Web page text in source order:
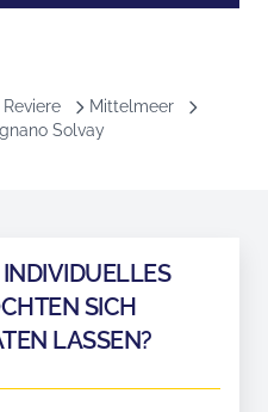
Mittelmeer
Solvay
SICH
LASSEN?